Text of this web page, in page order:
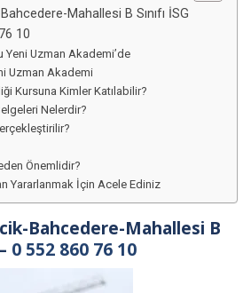
Mahallesi B Sınıfı İSG
10
Yeni Uzman Akademi’de
Uzman Akademi
Kursuna Kimler Katılabilir?
Nelerdir?
Önemlidir?
Yararlanmak İçin Acele Ediniz
Bahcedere-Mahallesi B
0 552 860 76 10